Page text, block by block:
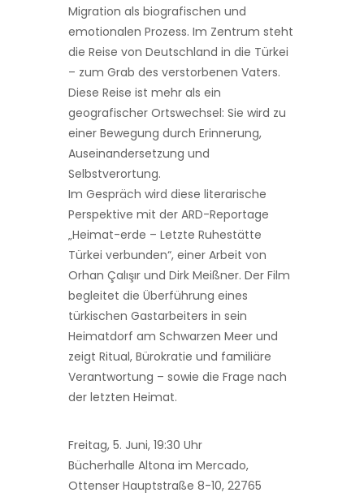
Migration als biografischen und
emotionalen Prozess. Im Zentrum steht
die Reise von Deutschland in die Türkei
– zum Grab des verstorbenen Vaters.
Diese Reise ist mehr als ein
geografischer Ortswechsel: Sie wird zu
einer Bewegung durch Erinnerung,
Auseinandersetzung und
Selbstverortung.
Im Gespräch wird diese literarische
Perspektive mit der ARD-Reportage
„Heimat-erde – Letzte Ruhestätte
Türkei verbunden“, einer Arbeit von
Orhan Çalışır und Dirk Meißner. Der Film
begleitet die Überführung eines
türkischen Gastarbeiters in sein
Heimatdorf am Schwarzen Meer und
zeigt Ritual, Bürokratie und familiäre
Verantwortung – sowie die Frage nach
der letzten Heimat.
Freitag, 5. Juni, 19:30 Uhr
Bücherhalle Altona im Mercado,
Ottenser Hauptstraße 8-10, 22765